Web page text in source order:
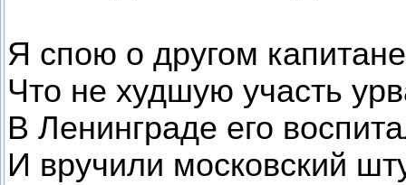
Я спою о другом
Что не худшую участь
В Ленинграде его
И вручили московский